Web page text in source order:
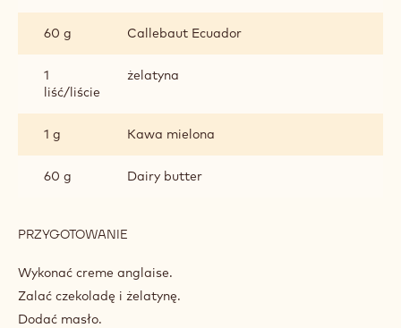
60 g Callebaut Ecuador
1
liść/liście
żelatyna
1 g Kawa mielona
60 g Dairy butter
PRZYGOTOWANIE
KAWOWE
Wykonać creme anglaise.
Zalać czekoladę i żelatynę.
Dodać masło.